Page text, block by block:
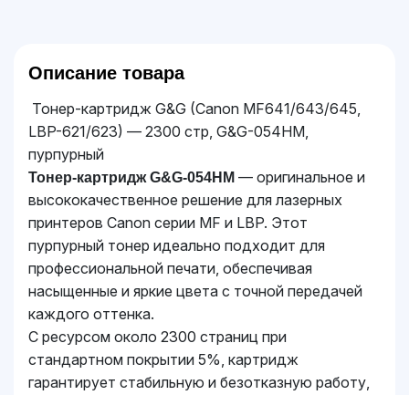
Описание товара
Тонер-картридж G&G (Canon MF641/643/645,
LBP-621/623) — 2300 стр, G&G-054HM,
пурпурный
Тонер-картридж G&G-054HM — оригинальное и
высококачественное решение для лазерных
принтеров Canon серии MF и LBP. Этот
пурпурный тонер идеально подходит для
профессиональной печати, обеспечивая
насыщенные и яркие цвета с точной передачей
каждого оттенка.
С ресурсом около 2300 страниц при
стандартном покрытии 5%, картридж
гарантирует стабильную и безотказную работу,